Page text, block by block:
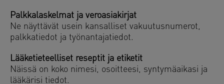
Palkkalaskelmat ja veroasiakirjat
Ne näyttävät usein kansalliset vakuutusnumerot,
palkkatiedot ja työnantajatiedot.
Lääketieteelliset reseptit ja etiketit
Näissä on koko nimesi, osoitteesi, syntymäaikasi ja
lääkärisi tiedot.